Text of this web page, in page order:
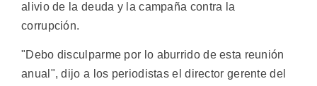
alivio de la deuda y la campaña contra la
corrupción.
"Debo disculparme por lo aburrido de esta reunión
anual", dijo a los periodistas el director gerente del